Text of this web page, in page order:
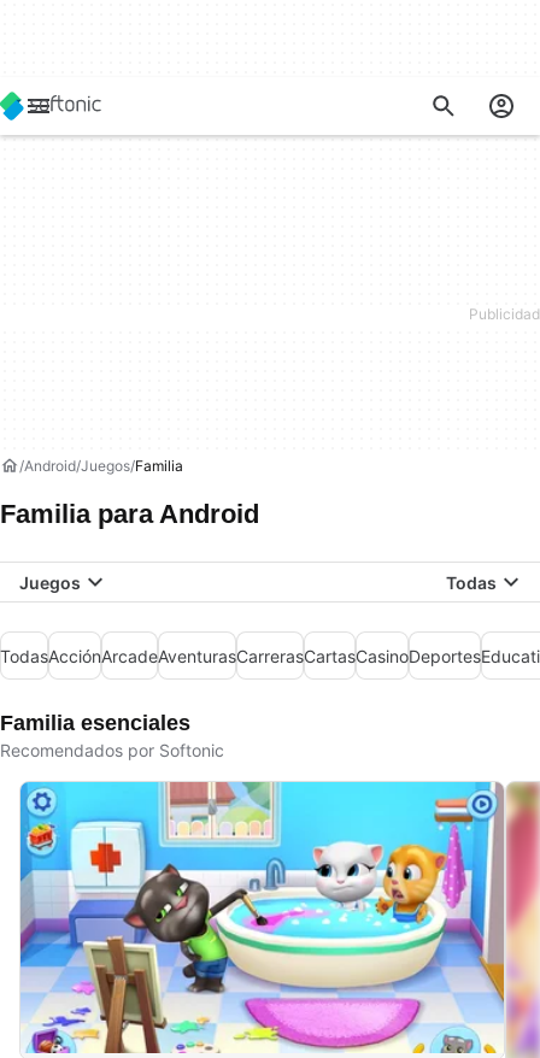
Android Juegos Familia
Familia para Android
Juegos Todas
TodasAcciónArcadeAventurasCarrerasCartasCasinoDeportes
Familia esenciales
Recomendados por Softonic